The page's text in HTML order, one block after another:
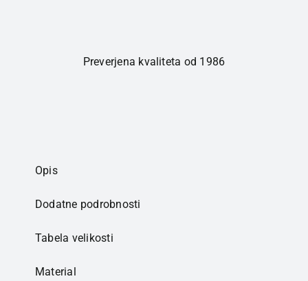
Preverjena kvaliteta od 1986
Opis
Dodatne podrobnosti
Tabela velikosti
Material